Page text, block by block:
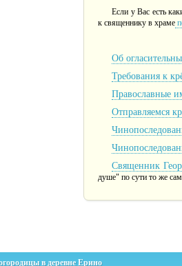
Если у Вас есть
к священнику в храме
Об
Требования к
Православные
Отправляемся
Священник
душе" по сути то же
в деревне Ерино